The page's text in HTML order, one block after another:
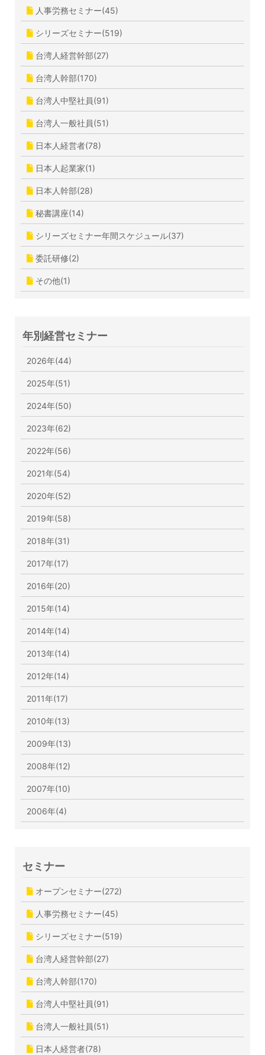
人事労務セミナー(45)
シリーズセミナー(519)
台湾人経営幹部(27)
台湾人幹部(170)
台湾人中堅社員(91)
台湾人一般社員(51)
日本人経営者(78)
日本人起業家(1)
日本人幹部(28)
秘書講座(14)
シリーズセミナー年間スケジュール(37)
委託研修(2)
その他(1)
年別経営セミナー
2026年(44)
2025年(51)
2024年(50)
2023年(62)
2022年(56)
2021年(54)
2020年(52)
2019年(58)
2018年(31)
2017年(17)
2016年(20)
2015年(14)
2014年(14)
2013年(14)
2012年(14)
2011年(17)
2010年(13)
2009年(13)
2008年(12)
2007年(10)
2006年(4)
セミナー
オープンセミナー(272)
人事労務セミナー(45)
シリーズセミナー(519)
台湾人経営幹部(27)
台湾人幹部(170)
台湾人中堅社員(91)
台湾人一般社員(51)
日本人経営者(78)